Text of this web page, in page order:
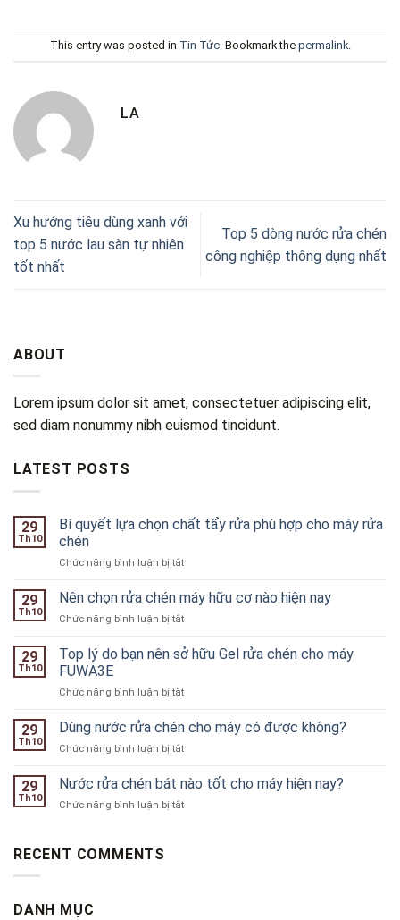
This entry was posted in Tin Tức. Bookmark the permalink.
LA
Xu hướng tiêu dùng xanh với
top 5 nước lau sàn tự nhiên
tốt nhất
Top 5 dòng nước rửa chén
công nghiệp thông dụng nhất
ABOUT
Lorem ipsum dolor sit amet, consectetuer adipiscing elit,
sed diam nonummy nibh euismod tincidunt.
LATEST POSTS
29
Th10
Bí quyết lựa chọn chất tẩy rửa phù hợp cho máy rửa
chén
Chức năng bình luận bị tắtở
quyết
chọn
tẩy
hợp
máy
rửa
29
Th10
Nên chọn rửa chén máy hữu cơ nào hiện nay
Chức năng bình luận bị tắtở
chọn
máy
cơ
hiện
29
Th10
Top lý do bạn nên sở hữu Gel rửa chén cho máy
FUWA3E
Chức năng bình luận bị tắtở
lý
bạn
sở
29
Th10
Dùng nước rửa chén cho máy có được không?
Chức năng bình luận bị tắtở
nước
chén
29
Th10
Nước rửa chén bát nào tốt cho máy hiện nay?
Chức năng bình luận bị tắtở
RECENT COMMENTS
DANH MỤC